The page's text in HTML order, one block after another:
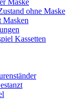
ohne Maske
Kassetten